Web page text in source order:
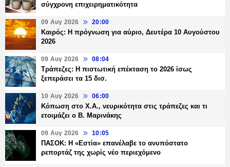
σύγχρονη επιχειρηματικότητα
09 Αυγ 2026 20:00
Καιρός: Η πρόγνωση για αύριο, Δευτέρα 10 Αυγούστου
2026
09 Αυγ 2026 08:04
Τράπεζες: H πιστωτική επέκταση το 2026 ίσως
ξεπεράσει τα 15 δισ.
10 Αυγ 2026 06:00
Κόπωση στο Χ.Α., νευρικότητα στις τράπεζες και τι
ετοιμάζει ο Β. Μαρινάκης
09 Αυγ 2026 10:05
ΠΑΣΟΚ: Η «Εστία» επανέλαβε το ανυπόστατο
ρεπορτάζ της χωρίς νέο περιεχόμενο